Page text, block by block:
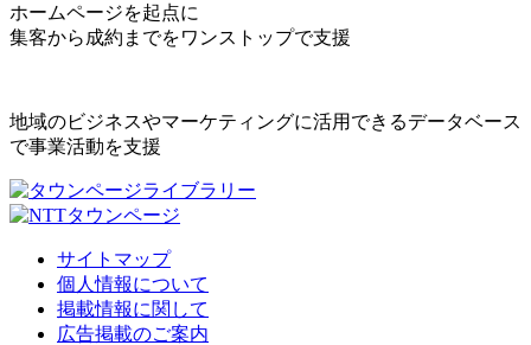
ホームページを起点に
集客から成約までをワンストップで支援
地域のビジネスやマーケティングに活用できるデータベース
で事業活動を支援
サイトマップ
個人情報について
掲載情報に関して
広告掲載のご案内